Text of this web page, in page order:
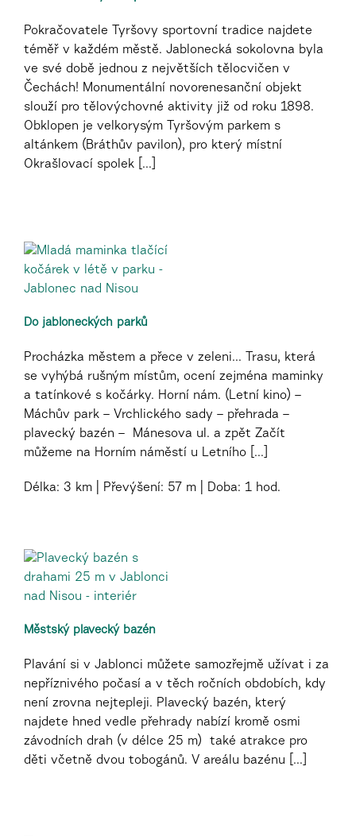
Pokračovatele Tyršovy sportovní tradice najdete
téměř v každém městě. Jablonecká sokolovna byla
ve své době jednou z největších tělocvičen v
Čechách! Monumentální novorenesanční objekt
slouží pro tělovýchovné aktivity již od roku 1898.
Obklopen je velkorysým Tyršovým parkem s
altánkem (Bráthův pavilon), pro který místní
Okrašlovací spolek [...]
Do jabloneckých parků
Procházka městem a přece v zeleni... Trasu, která
se vyhýbá rušným místům, ocení zejména maminky
a tatínkové s kočárky. Horní nám. (Letní kino) –
Máchův park – Vrchlického sady – přehrada –
plavecký bazén – Mánesova ul. a zpět Začít
můžeme na Horním náměstí u Letního [...]
Délka: 3 km Převýšení: 57 m Doba: 1 hod.
Městský plavecký bazén
Plavání si v Jablonci můžete samozřejmě užívat i za
nepříznivého počasí a v těch ročních obdobích, kdy
není zrovna nejtepleji. Plavecký bazén, který
najdete hned vedle přehrady nabízí kromě osmi
závodních drah (v délce 25 m) také atrakce pro
děti včetně dvou tobogánů. V areálu bazénu [...]